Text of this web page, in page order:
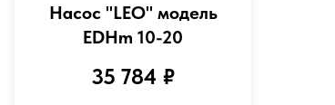
Насос "LEO" модель
EDHm 10-20
35 784 ₽